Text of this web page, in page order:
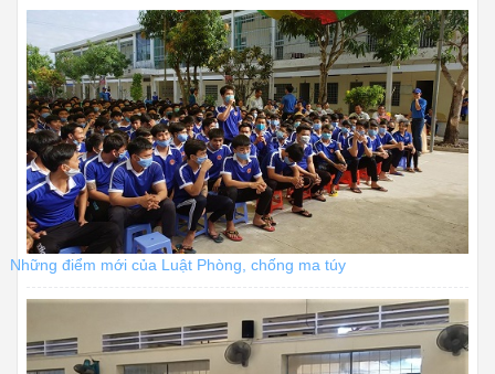
Những điểm mới của Luật Phòng, chống ma túy